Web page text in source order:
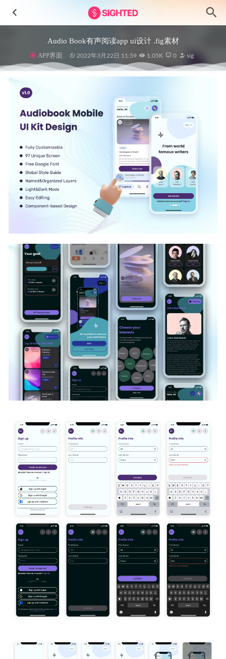
Audio Book有声阅读app ui设计 .fig素材
APP界面 2022年3月22日 11:59 1.05K 0 sig
Traveline-旅行和生活方式应用程序UI套件
100个银行卡卡样设计 .sketch素材 2020-11-24
NFT Distro-NFT市场UI设计素材 2023-05-12
Lek Zach 旅游app ui设计 .fig素材 2021-08-08
Kenko健康管理跟踪app ui设计 .sketch素材
2022-04-11